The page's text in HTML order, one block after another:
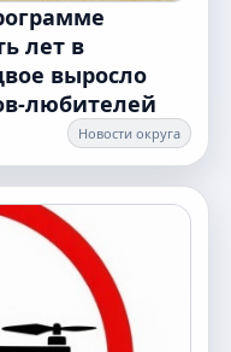
лет в
выросло
любителей
Новости округа